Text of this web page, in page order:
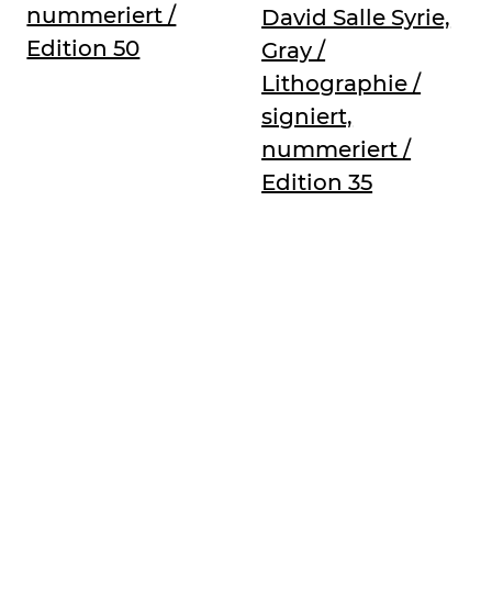
nummeriert /
Edition 50
David Salle Syrie,
Gray /
Lithographie /
signiert,
nummeriert /
Edition 35